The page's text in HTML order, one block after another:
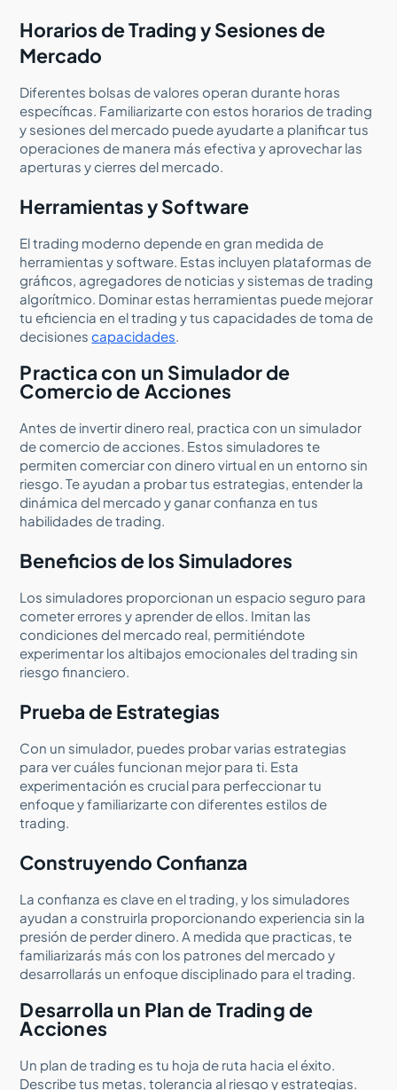
Horarios de Trading y Sesiones de
Mercado
Diferentes bolsas de valores operan durante horas
específicas. Familiarizarte con estos horarios de trading
y sesiones del mercado puede ayudarte a planificar tus
operaciones de manera más efectiva y aprovechar las
aperturas y cierres del mercado.
Herramientas y Software
El trading moderno depende en gran medida de
herramientas y software. Estas incluyen plataformas de
gráficos, agregadores de noticias y sistemas de trading
algorítmico. Dominar estas herramientas puede mejorar
tu eficiencia en el trading y tus capacidades de toma de
decisionescapacidades.
Practica con un Simulador de
Comercio de Acciones
Antes de invertir dinero real, practica con un simulador
de comercio de acciones. Estos simuladores te
permiten comerciar con dinero virtual en un entorno sin
riesgo. Te ayudan a probar tus estrategias, entender la
dinámica del mercado y ganar confianza en tus
habilidades de trading.
Beneficios de los Simuladores
Los simuladores proporcionan un espacio seguro para
cometer errores y aprender de ellos. Imitan las
condiciones del mercado real, permitiéndote
experimentar los altibajos emocionales del trading sin
riesgo financiero.
Prueba de Estrategias
Con un simulador, puedes probar varias estrategias
para ver cuáles funcionan mejor para ti. Esta
experimentación es crucial para perfeccionar tu
enfoque y familiarizarte con diferentes estilos de
trading.
Construyendo Confianza
La confianza es clave en el trading, y los simuladores
ayudan a construirla proporcionando experiencia sin la
presión de perder dinero. A medida que practicas, te
familiarizarás más con los patrones del mercado y
desarrollarás un enfoque disciplinado para el trading.
Desarrolla un Plan de Trading de
Acciones
Un plan de trading es tu hoja de ruta hacia el éxito.
Describe tus metas, tolerancia al riesgo y estrategias.